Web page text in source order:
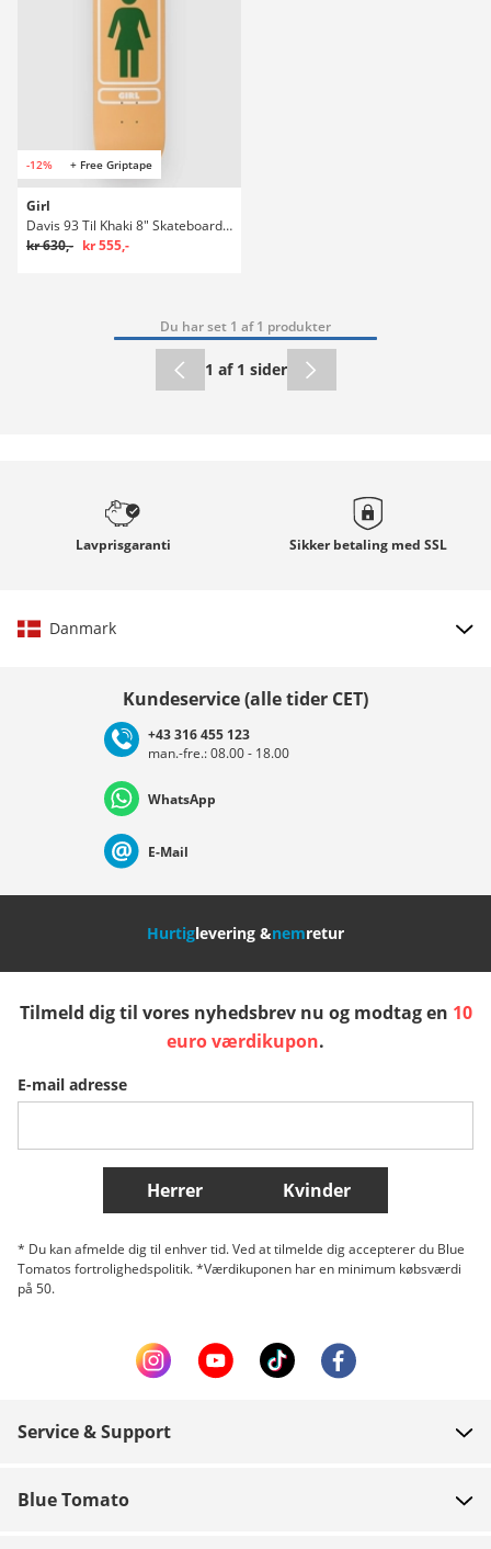
-12% + Free Griptape
Girl
Davis 93 Til Khaki 8" Skateboard deck
kr 630,- kr 555,-
Du har set 1 af 1 produkter
1 af 1 sider
Lavprisgaranti Sikker betaling med SSL
Danmark
Deutschland Österreich
Nederland Italia (Italiano) Italien (Deutsch)
Slovenija
Belgique (Français) Danmark Norge
Flere lande
Kundeservice (alle tider CET)
+43 316 455 123
man.-fre.: 08.00 - 18.00
WhatsApp
E-Mail
Hurtiglevering &nemretur
Tilmeld dig til vores nyhedsbrev nu og modtag en 10
euro værdikupon.
E-mail adresse
Herrer Kvinder
* Du kan afmelde dig til enhver tid. Ved at tilmelde dig accepterer du Blue
Tomatos fortrolighedspolitik. *Værdikuponen har en minimum købsværdi
på 50.
Service & Support
Blue Tomato